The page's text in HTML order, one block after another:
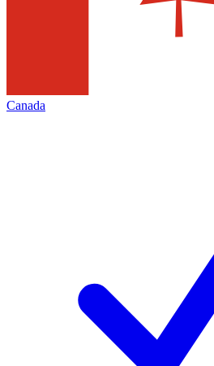
Canada